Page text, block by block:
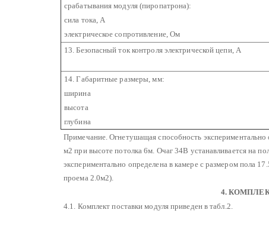
срабатывания модуля (пиропатрона):
сила тока, А
электрическое сопротивление, Ом
13. Безопасный ток контроля электрической цепи, А
14. Габаритные размеры, мм:
ширина
высота
глубина
Примечание. Огнетушащая способность
м2 при высоте потолка 6м. Очаг 34В устанавливается на
экспериментально определена в камере с размером пола
проема 2.0м2).
4.
4.1. Комплект поставки модуля приведен в табл.2.